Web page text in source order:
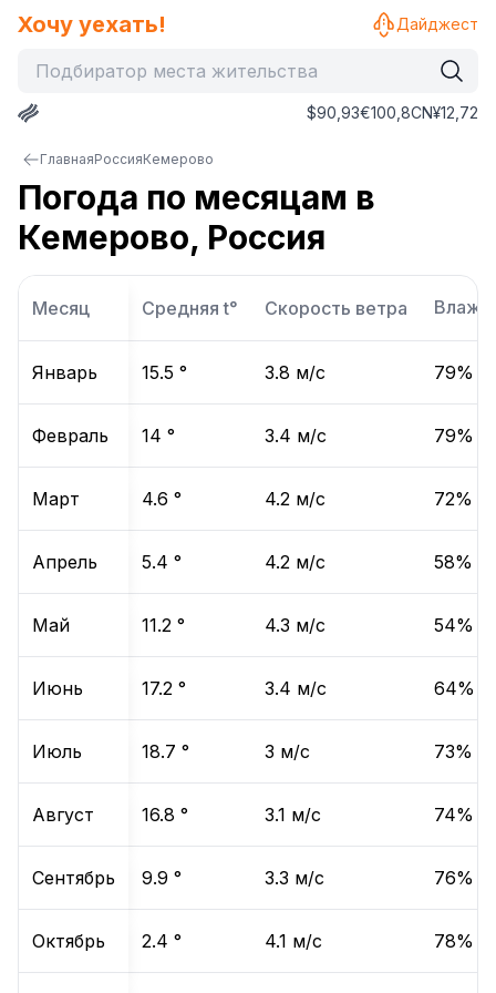
Хочу уехать!
$90,93€100,8CN¥12,72
Дайджест
ГлавнаяРоссияКемерово
Погода по месяцам в
Кемерово, Россия
Месяц Средняя t° Скорость ветра
Январь 15.5 ° 3.8 м/с 79%
Февраль 14 ° 3.4 м/с 79%
Март 4.6 ° 4.2 м/с 72%
Апрель 5.4 ° 4.2 м/с 58%
Май 11.2 ° 4.3 м/с 54%
Июнь 17.2 ° 3.4 м/с 64%
Июль 18.7 ° 3 м/с 73%
Август 16.8 ° 3.1 м/с 74%
Сентябрь 9.9 ° 3.3 м/с 76%
Октябрь 2.4 ° 4.1 м/с 78%